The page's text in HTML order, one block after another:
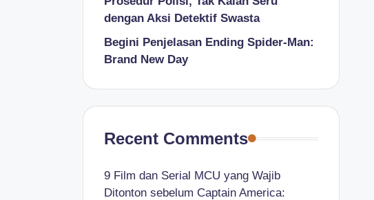
dengan Aksi Detektif Swasta
Begini Penjelasan Ending Spider-Man:
Brand New Day
Recent Comments
9 Film dan Serial MCU yang Wajib
Ditonton sebelum Captain America: